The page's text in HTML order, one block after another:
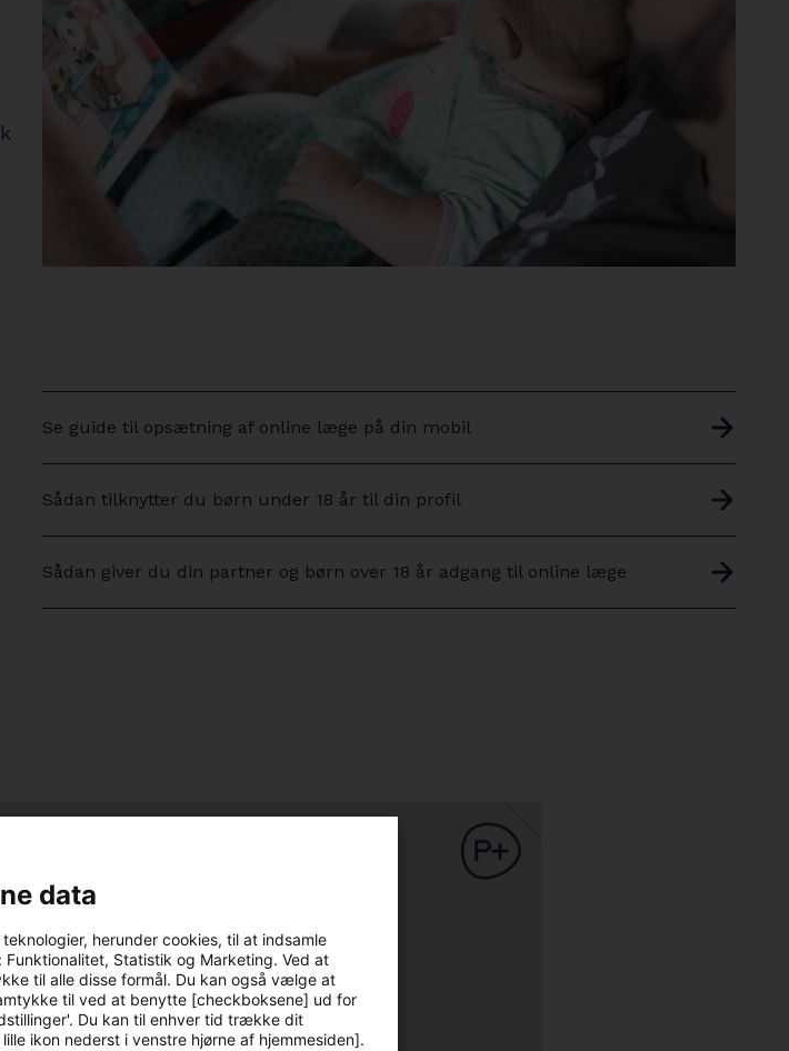
Se guide til opsætning af online læge på din mobil
arrow-
right
Sådan tilknytter du børn under 18 år til din profil
arrow-
right
Sådan giver du din partner og børn over 18 år adgang til online læge
arrow-
right
data
herunder cookies, til at indsamle
Statistik og Marketing. Ved at
til alle disse formål. Du kan også vælge at
til ved at benytte [checkboksene] ud for
Du kan til enhver tid trække dit
ikon nederst i venstre hjørne af hjemmesiden].